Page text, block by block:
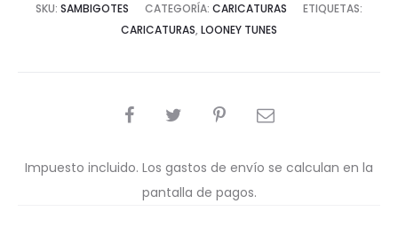
SKU: SAMBIGOTES CATEGORÍA: CARICATURAS
ETIQUETAS:
CARICATURAS, LOONEY TUNES
COMPARTIR
Impuesto incluido. Los gastos de envío se calculan en la
pantalla de pagos.